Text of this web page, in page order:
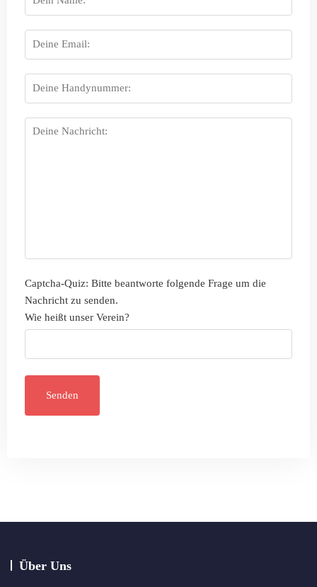
Captcha-Quiz: Bitte beantworte folgende Frage um die
Nachricht zu senden.
Wie heißt unser Verein?
Über Uns